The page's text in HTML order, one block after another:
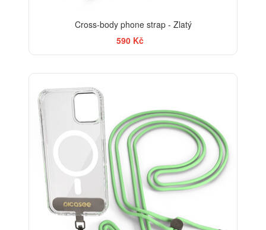
Cross-body phone strap - Zlatý
590 Kč